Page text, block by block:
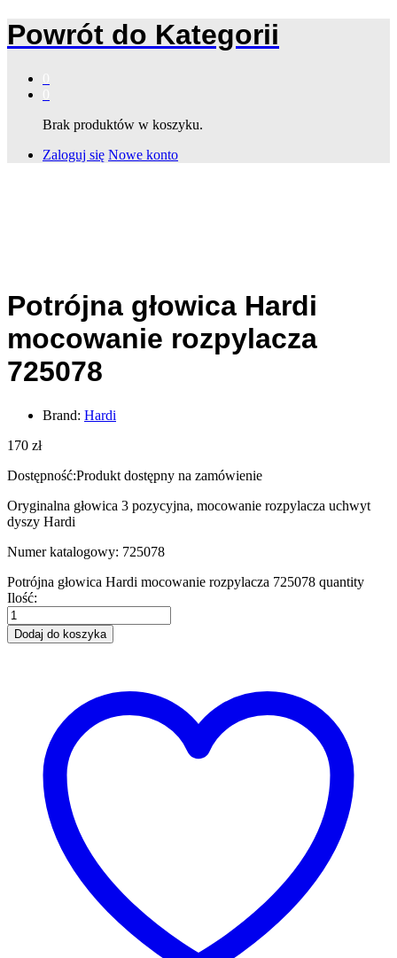
Powrót do Kategorii
Brak produktów w koszyku.
Zaloguj się Nowe konto
Potrójna głowica Hardi
mocowanie rozpylacza
725078
Brand: Hardi
170 zł
Dostępność:Produkt dostępny na zamówienie
Oryginalna głowica 3 pozycyjna, mocowanie rozpylacza uchwyt
dyszy Hardi
Numer katalogowy: 725078
Potrójna głowica Hardi mocowanie rozpylacza 725078 quantity
Ilość:
Dodaj do koszyka